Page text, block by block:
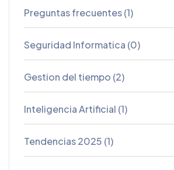
Preguntas frecuentes (1)
Seguridad Informatica (0)
Gestion del tiempo (2)
Inteligencia Artificial (1)
Tendencias 2025 (1)